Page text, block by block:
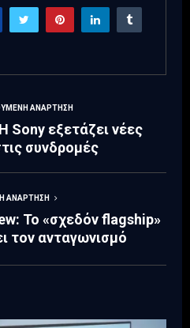
ΑΝΆΡΤΗΣΗ
Sony εξετάζει νέες
συνδρομές
ΑΝΆΡΤΗΣΗ
Το «σχεδόν flagship»
τον ανταγωνισμό